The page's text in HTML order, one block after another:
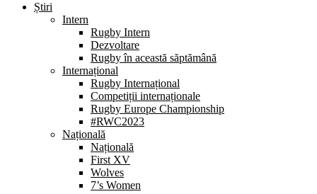
Știri
Intern
Rugby Intern
Dezvoltare
Rugby în această săptămână
Internațional
Rugby Internațional
Competiții internaționale
Rugby Europe Championship
#RWC2023
Națională
Națională
First XV
Wolves
7’s Women